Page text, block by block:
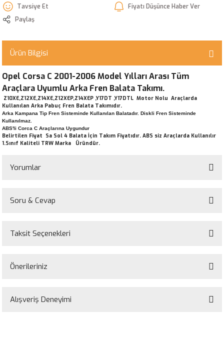
Tavsiye Et
Fiyatı Düşünce Haber Ver
Paylaş
Ürün Bilgisi
Opel Corsa C 2001-2006 Model Yılları Arası Tüm
Araçlara Uyumlu Arka Fren Balata Takımı.
Z10XE,Z12XE,Z14XE,Z12XEP,Z14XEP ,Y17DT ,Y17DTL Motor Nolu Araçlarda
Kullanılan Arka Pabuç Fren Balata Takımıdır.
Arka Kampana Tip Fren Sisteminde Kullanılan Balatadır. Diskli Fren Sisteminde
Kullanılmaz.
ABS'li Corca C Araçlarına Uygundur
Belirtilen Fiyat Sa Sol 4 Balata İçin Takım Fiyatıdır. ABS siz Araçlarda Kullanılır
1.Sınıf Kaliteli TRW Marka Üründür.
Yorumlar
Soru & Cevap
Ürün hakkında henüz soru sorulmamış.
Taksit Seçenekleri
Önerileriniz
yetersiz gördüğünüz noktaları öneri formunu kullanarak tarafımıza
Alışveriş Deneyimi